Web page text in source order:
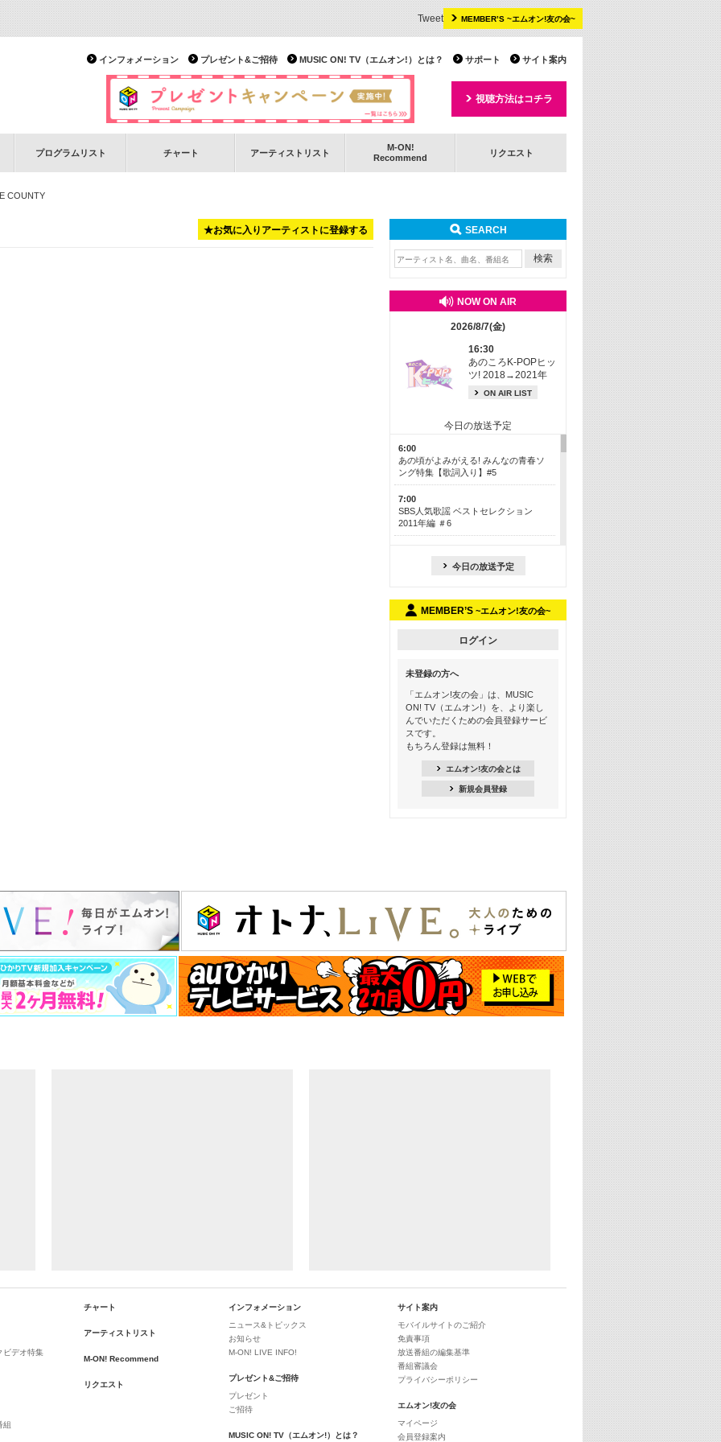
MEMBER’S ~エムオン!友の会~
Tweet
サイト案内
サポート
MUSIC ON! TV（エムオン!）とは？
プレゼント&ご招待
インフォメーション
視聴方法はコチラ
プログラムリスト チャート アーティストリスト
M-ON!
Recommend
リクエスト
COUNTY
★お気に入りアーティストに登録する SEARCH
NOW ON AIR
2026/8/7(金)
16:30
あのころK-POPヒッ
ツ! 2018→2021年
ON AIR LIST
今日の放送予定
6:00
あの頃がよみがえる! みんなの青春ソ
ング特集【歌詞入り】#5
7:00
SBS人気歌謡 ベストセレクション
2011年編 ＃6
今も昔も愛される鉄板カラオケメドレ
ー【歌詞入り】 一挙5時間！
13:30
Apple Music カウントダウン 20
16:30
あのころK-POPヒッツ! 2018→2021年
18:30
M-ON! Countdown K
23:00
SUPER EIGHT特集
24:00
25:00
エムオン! ヒッツ
26:00
今日の放送予定
MEMBER’S ~エムオン!友の会~
ログイン
未登録の方へ
「エムオン!友の会」は、MUSIC
ON! TV（エムオン!）を、より楽し
んでいただくための会員登録サービ
スです。
もちろん登録は無料！
エムオン!友の会とは
新規会員登録
ビデオ特集
組
チャート
アーティストリスト
M-ON! Recommend
リクエスト
インフォメーション
ニュース&トピックス
お知らせ
M-ON! LIVE INFO!
プレゼント&ご招待
プレゼント
ご招待
MUSIC ON! TV（エムオン!）とは？
サイト案内
モバイルサイトのご紹介
免責事項
放送番組の編集基準
番組審議会
プライバシーポリシー
エムオン!友の会
マイページ
会員登録案内